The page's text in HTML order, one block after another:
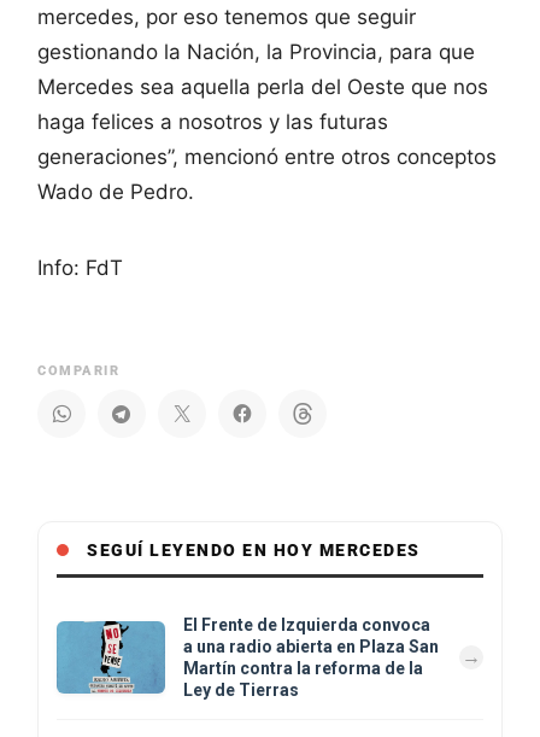
mercedes, por eso tenemos que seguir
gestionando la Nación, la Provincia, para que
Mercedes sea aquella perla del Oeste que nos
haga felices a nosotros y las futuras
generaciones”, mencionó entre otros conceptos
Wado de Pedro.
Info: FdT
COMPARIR
SEGUÍ LEYENDO EN HOY MERCEDES
El Frente de Izquierda convoca
a una radio abierta en Plaza San
Martín contra la reforma de la
Ley de Tierras